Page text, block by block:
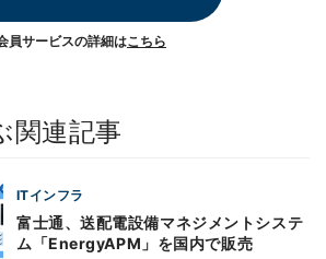
員サービスの詳細はこちら
関連記事
ITインフラ
富士通、送配電設備マネジメントシステ
ム「EnergyAPM」を国内で販売